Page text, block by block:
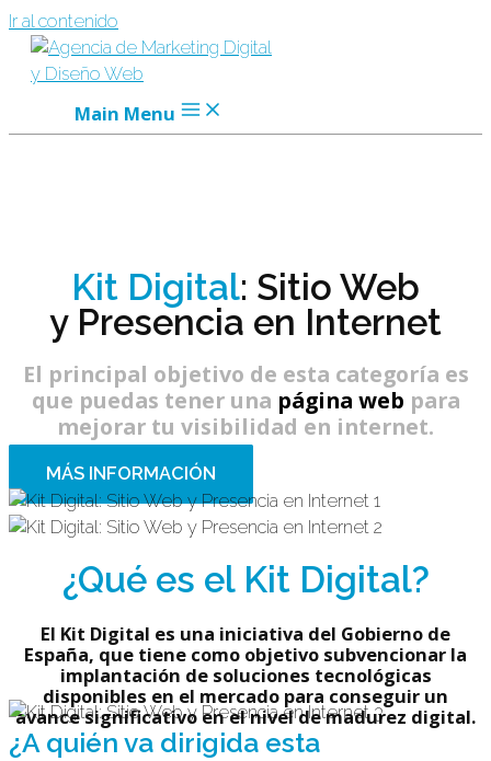
Ir al contenido
Main Menu
Kit Digital: Sitio Web
y Presencia en Internet
El principal objetivo de esta categoría es
que puedas tener una página web para
mejorar tu visibilidad en internet.
MÁS INFORMACIÓN
¿Qué es el Kit Digital?
El Kit Digital es una iniciativa del Gobierno de
España, que tiene como objetivo subvencionar la
implantación de soluciones tecnológicas
disponibles en el mercado para conseguir un
avance significativo en el nivel de madurez digital.
¿A quién va dirigida esta